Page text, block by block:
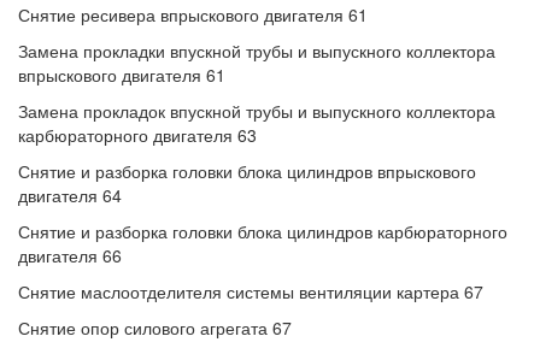
Снятие ресивера впрыскового двигателя 61
Замена прокладки впускной трубы и выпускного коллектора
впрыскового двигателя 61
Замена прокладок впускной трубы и выпускного коллектора
карбюраторного двигателя 63
Снятие и разборка головки блока цилиндров впрыскового
двигателя 64
Снятие и разборка головки блока цилиндров карбюраторного
двигателя 66
Снятие маслоотделителя системы вентиляции картера 67
Снятие опор силового агрегата 67